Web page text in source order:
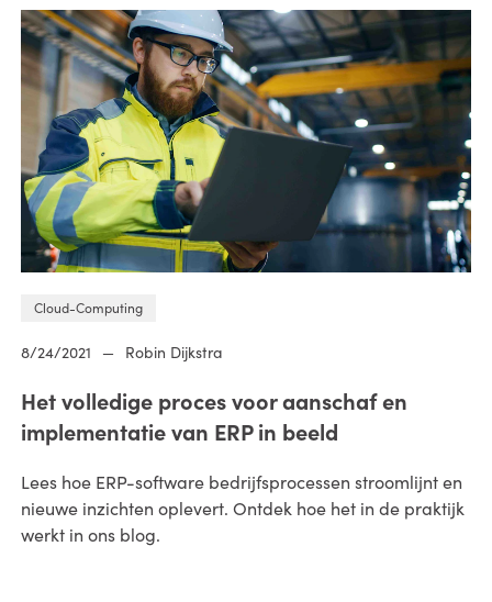
Cloud-Computing
8/24/2021 — Robin Dijkstra
Het volledige proces voor aanschaf en
implementatie van ERP in beeld
Lees hoe ERP-software bedrijfsprocessen stroomlijnt en
nieuwe inzichten oplevert. Ontdek hoe het in de praktijk
werkt in ons blog.